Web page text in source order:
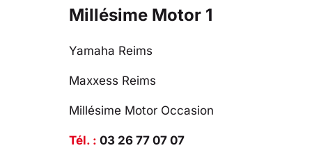
Millésime Motor 1
Yamaha Reims
Maxxess Reims
Millésime Motor Occasion
Tél. : 03 26 77 07 07